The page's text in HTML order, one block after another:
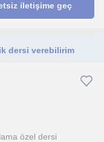
iletişime geç
dersi verebilirim
özel dersi